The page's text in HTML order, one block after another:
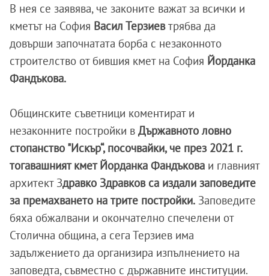
В нея се заявява, че законите важат за всички и
кметът на София Васил Терзиевтрябва да
довърши започнатата борба с незаконното
строителство от бившия кмет на София Йорданка
Фандъкова.
Общинските съветници коментират и
незаконните постройки в Държавното ловно
стопанство "Искър“, посочвайки, че през 2021 г.
тогавашният кмет Йорданка Фандъкова и главният
архитект Здравко Здравков са издали заповедите
за премахването на трите постройки. Заповедите
бяха обжалвани и окончателно спечелени от
Столична община, а сега Терзиев има
задължението да организира изпълнението на
заповедта, съвместно с държавните институции.